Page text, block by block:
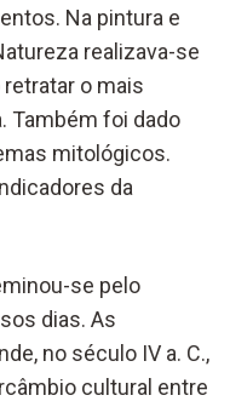
Na pintura e
realizava-se
o mais
Também foi dado
mitológicos.
da
se pelo
dias. As
no século IV a. C.,
cultural entre